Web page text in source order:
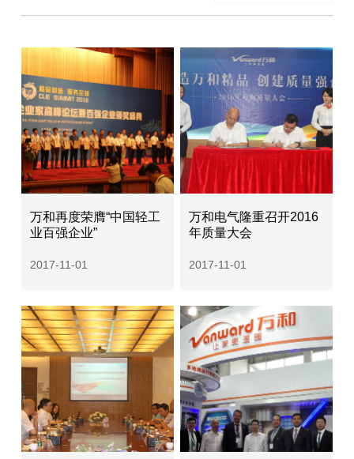
万和再度荣膺“中国轻工
业百强企业”
2017-11-01
万和电气隆重召开2016
年质量大会
2017-11-01